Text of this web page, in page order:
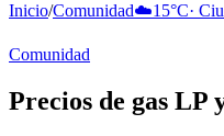
Inicio/Comunidad☁️15°C·
Comunidad
Precios de gas LP